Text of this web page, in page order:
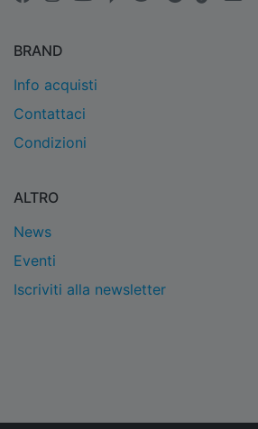
BRAND
Info acquisti
Contattaci
Condizioni
ALTRO
News
Eventi
Iscriviti alla newsletter